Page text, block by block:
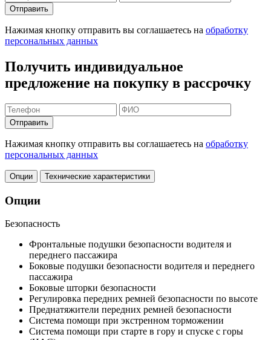
Отправить
Нажимая кнопку отправить вы соглашаетесь на обработку
персональных данных
Получить индивидуальное
предложение на покупку в рассрочку
Отправить
Нажимая кнопку отправить вы соглашаетесь на обработку
персональных данных
Опции Технические характеристики
Опции
Безопасность
Фронтальные подушки безопасности водителя и
переднего пассажира
Боковые подушки безопасности водителя и переднего
пассажира
Боковые шторки безопасности
Регулировка передних ремней безопасности по высоте
Преднатяжители передних ремней безопасности
Система помощи при экстренном торможении
Система помощи при старте в гору и спуске с горы